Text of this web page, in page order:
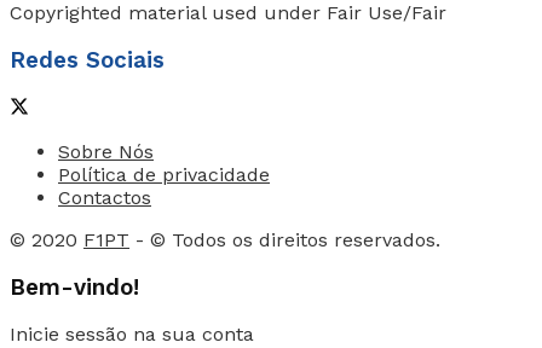
Copyrighted material used under Fair Use/Fair
Redes Sociais
Sobre Nós
Política de privacidade
Contactos
© 2020 F1PT - © Todos os direitos reservados.
Bem-vindo!
Inicie sessão na sua conta